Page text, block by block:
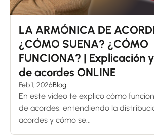
LA ARMÓNICA DE
¿CÓMO SUENA? ¿CÓMO
FUNCIONA? | Explicación
de acordes ONLINE
Feb 1, 2026Blog
En este video te explico cómo
de acordes, entendiendo la
acordes y cómo se...